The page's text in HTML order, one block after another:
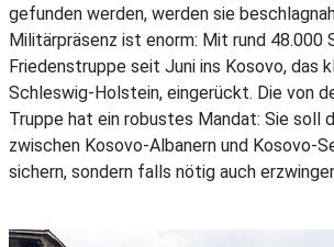
gefunden werden, werden sie
Militärpräsenz ist enorm: Mit rund 48.000
Friedenstruppe seit Juni ins Kosovo, das
Schleswig-Holstein, eingerückt. Die von
Truppe hat ein robustes Mandat: Sie soll
zwischen Kosovo-Albanern und Kosovo-
sichern, sondern falls nötig auch